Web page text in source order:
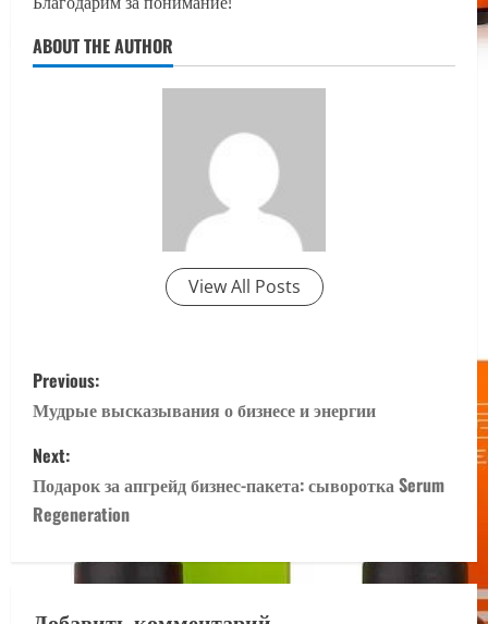
ABOUT THE AUTHOR
View All Posts
P
o
s
t
Previous:
Мудрые высказывания о бизнесе и энергии
Next:
Подарок за апгрейд бизнес-пакета: сыворотка Serum
Regeneration